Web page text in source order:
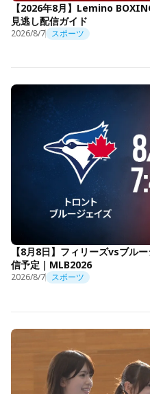
【2026年8月】Lemino
見逃し配信ガイド
2026/8/7 スポーツ
【8月8日】フィリーズvsブル
信予定｜MLB2026
2026/8/7 スポーツ